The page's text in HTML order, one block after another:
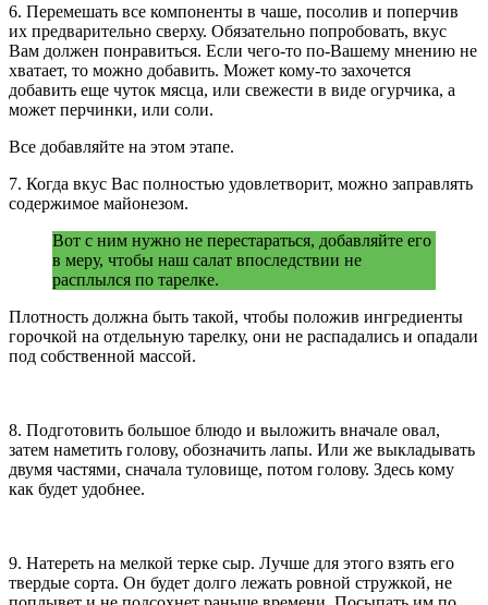
6. Перемешать все компоненты в чаше, посолив и поперчив
их предварительно сверху. Обязательно попробовать, вкус
Вам должен понравиться. Если чего-то по-Вашему мнению не
хватает, то можно добавить. Может кому-то захочется
добавить еще чуток мясца, или свежести в виде огурчика, а
может перчинки, или соли.
Все добавляйте на этом этапе.
7. Когда вкус Вас полностью удовлетворит, можно заправлять
содержимое майонезом.
Вот с ним нужно не перестараться, добавляйте его
в меру, чтобы наш салат впоследствии не
расплылся по тарелке.
Плотность должна быть такой, чтобы положив ингредиенты
горочкой на отдельную тарелку, они не распадались и опадали
под собственной массой.
8. Подготовить большое блюдо и выложить вначале овал,
затем наметить голову, обозначить лапы. Или же выкладывать
двумя частями, сначала туловище, потом голову. Здесь кому
как будет удобнее.
9. Натереть на мелкой терке сыр. Лучше для этого взять его
твердые сорта. Он будет долго лежать ровной стружкой, не